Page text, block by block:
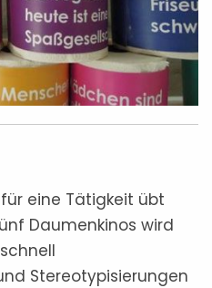
eine Tätigkeit übt
Daumenkinos wird
Stereotypisierungen